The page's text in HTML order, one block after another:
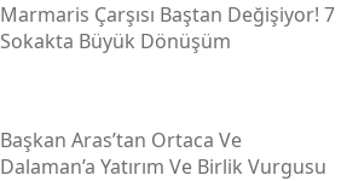
Marmaris Çarşısı Baştan Değişiyor! 7
Sokakta Büyük Dönüşüm
Başkan Aras’tan Ortaca Ve
Dalaman’a Yatırım Ve Birlik Vurgusu